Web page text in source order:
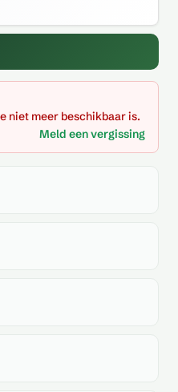
niet meer beschikbaar is.
Meld een vergissing